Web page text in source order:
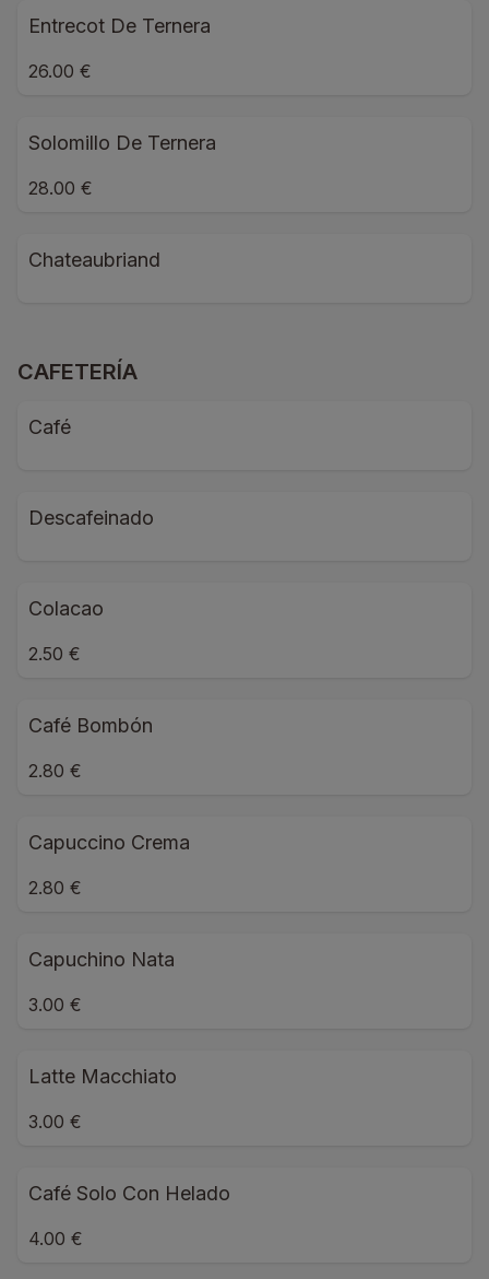
Entrecot De Ternera
26.00 €
Solomillo De Ternera
28.00 €
Chateaubriand
CAFETERÍA
Café
Descafeinado
Colacao
2.50 €
Café Bombón
2.80 €
Capuccino Crema
2.80 €
Capuchino Nata
3.00 €
Latte Macchiato
3.00 €
Café Solo Con Helado
4.00 €